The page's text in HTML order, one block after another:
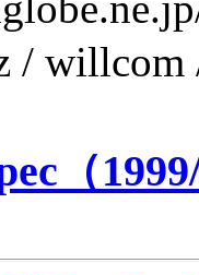
/
（